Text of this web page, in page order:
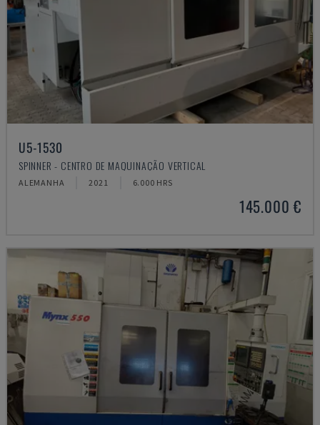
U5-1530
SPINNER - CENTRO DE MAQUINAÇÃO VERTICAL
ALEMANHA 2021 6.000 HRS
145.000 €